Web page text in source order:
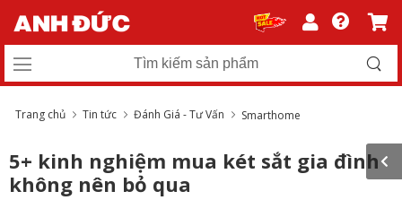
Trang chủ Tin tức Đánh Giá - Tư Vấn Smarthome
5+ kinh nghiệm mua két sắt gia đình​
không nên bỏ qua